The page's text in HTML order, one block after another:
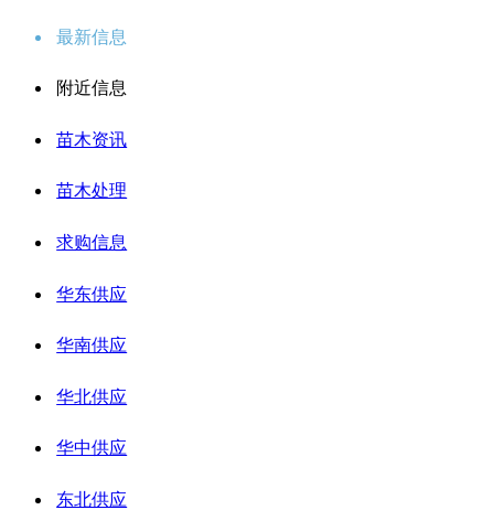
最新信息
附近信息
苗木资讯
苗木处理
求购信息
华东供应
华南供应
华北供应
华中供应
东北供应